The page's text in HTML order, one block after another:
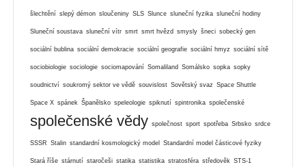
šlechtění slepý démon sloučeniny SLS Slunce sluneční fyzika sluneční hodiny
Sluneční soustava sluneční vítr smrt smrt hvězd smysly šneci sobecký gen
sociální bublina sociální demokracie sociální geografie sociální hmyz sociální sítě
sociobiologie sociologie sociomapování Somaliland Somálsko sopka sopky
soudnictví soukromý sektor ve vědě souvislost Sovětský svaz Space Shuttle
Space X spánek Španělsko speleologie spiknutí spintronika společenské
společenské vědy společnost sport spotřeba Srbsko srdce
SSSR Stalin standardní kosmologický model Standardní model částicové fyziky
Stará říše stárnutí staročeši statika statistika stratosféra středověk STS-1